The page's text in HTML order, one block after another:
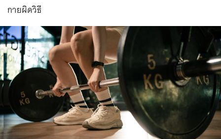
กายผิดวิธี